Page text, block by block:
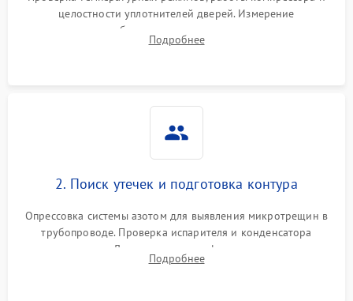
целостности уплотнителей дверей. Измерение
сопротивления обмоток мотора, проверка термостата и
считывание кодов ошибок с электронного дисплея.
Подробнее
2. Поиск утечек и подготовка контура
Опрессовка системы азотом для выявления микротрещин в
трубопроводе. Проверка испарителя и конденсатора
течеискателем. Демонтаж старого фильтра-осушителя и
продувка капиллярной трубки для устранения засоров.
Подробнее